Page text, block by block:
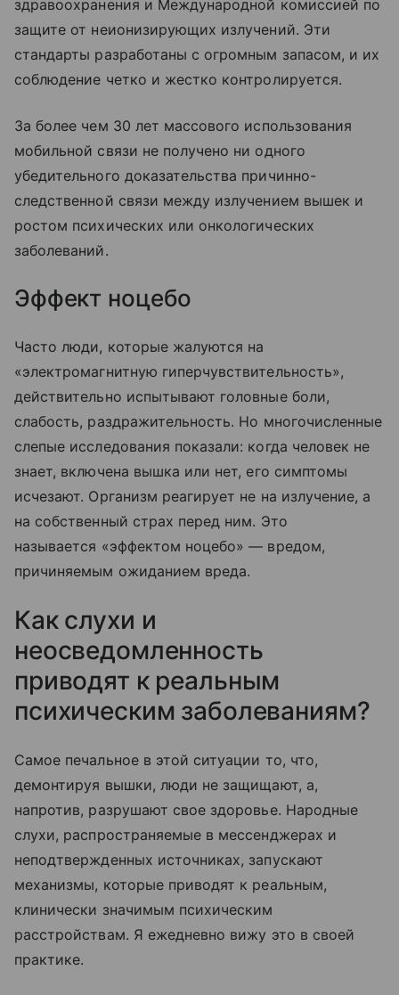
здравоохранения и Международной комиссией по
защите от неионизирующих излучений. Эти
стандарты разработаны с огромным запасом, и их
соблюдение четко и жестко контролируется.
За более чем 30 лет массового использования
мобильной связи не получено ни одного
убедительного доказательства причинно-
следственной связи между излучением вышек и
ростом психических или онкологических
заболеваний.
Эффект ноцебо
Часто люди, которые жалуются на
«электромагнитную гиперчувствительность»,
действительно испытывают головные боли,
слабость, раздражительность. Но многочисленные
слепые исследования показали: когда человек не
знает, включена вышка или нет, его симптомы
исчезают. Организм реагирует не на излучение, а
на собственный страх перед ним. Это
называется «эффектом ноцебо» — вредом,
причиняемым ожиданием вреда.
Как слухи и
неосведомленность
приводят к реальным
психическим заболеваниям?
Самое печальное в этой ситуации то, что,
демонтируя вышки, люди не защищают, а,
напротив, разрушают свое здоровье. Народные
слухи, распространяемые в мессенджерах и
неподтвержденных источниках, запускают
механизмы, которые приводят к реальным,
клинически значимым психическим
расстройствам. Я ежедневно вижу это в своей
практике.